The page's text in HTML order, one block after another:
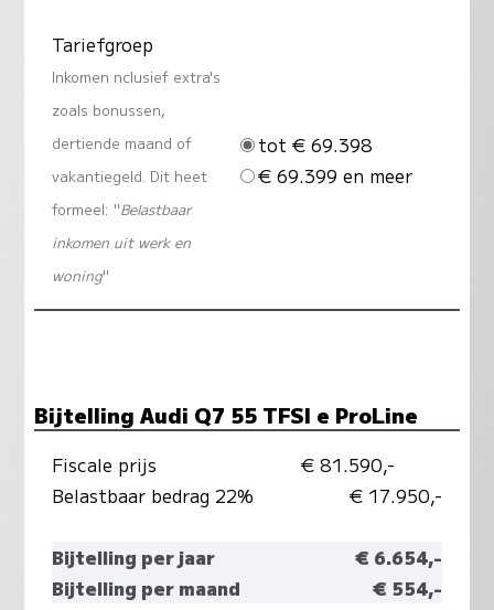
Tariefgroep
Inkomen nclusief extra's
zoals bonussen,
dertiende maand of
vakantiegeld. Dit heet
formeel: "Belastbaar
inkomen uit werk en
woning"
tot € 69.398
€ 69.399 en meer
Bijtelling Audi Q7 55 TFSI e ProLine
Fiscale prijs
€ 81.590,-
Belastbaar bedrag 22%
€ 17.950,-
Bijtelling per jaar
€ 6.654,-
Bijtelling per maand
€ 554,-